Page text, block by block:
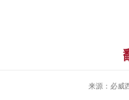
来源：必威